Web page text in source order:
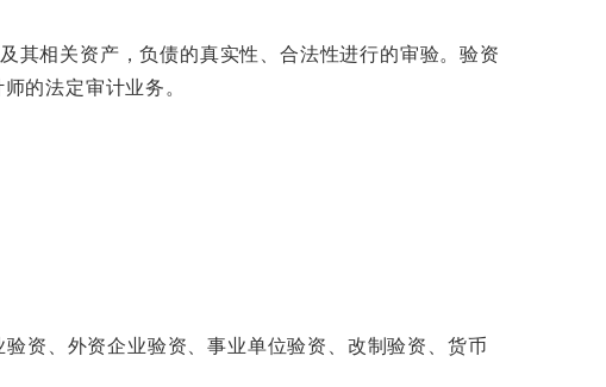
相关资产，负债的真实性、合法性进行的审验。验资
的法定审计业务。
资、外资企业验资、事业单位验资、改制验资、货币